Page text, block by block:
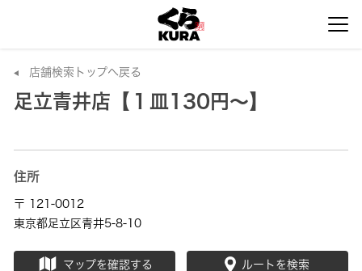
店舗検索トップへ戻る
足立青井店【１皿130円～】
住所
〒 121-0012
東京都足立区青井5-8-10
マップを確認する ルートを検索